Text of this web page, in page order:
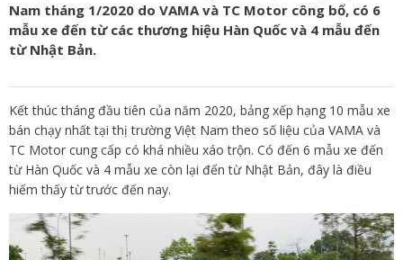
Nam tháng 1/2020 do VAMA và TC Motor công bố, có 6
mẫu xe đến từ các thương hiệu Hàn Quốc và 4 mẫu đến
từ Nhật Bản.
Kết thúc tháng đầu tiên của năm 2020, bảng xếp hạng 10 mẫu xe
bán chạy nhất tại thị trường Việt Nam theo số liệu của VAMA và
TC Motor cung cấp có khá nhiều xáo trộn. Có đến 6 mẫu xe đến
từ Hàn Quốc và 4 mẫu xe còn lại đến từ Nhật Bản, đây là điều
hiếm thấy từ trước đến nay.